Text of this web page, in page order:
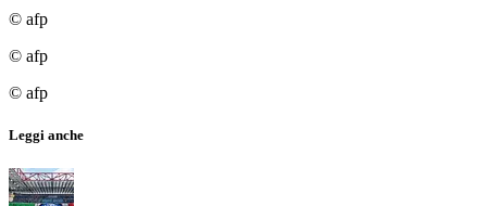
© afp
© afp
© afp
Leggi anche